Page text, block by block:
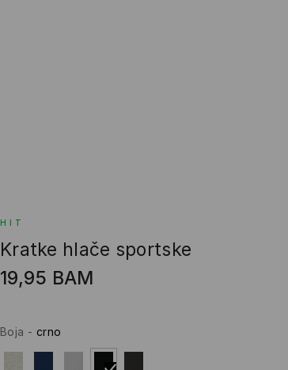
HIT
Kratke hlače sportske
19,95 BAM
Boja - crno